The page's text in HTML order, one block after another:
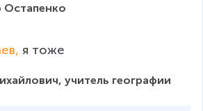
Остапенко
я тоже
учитель географии